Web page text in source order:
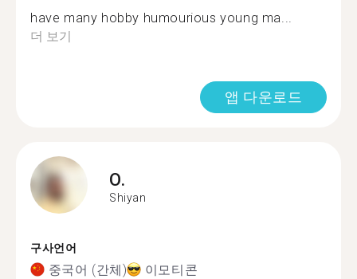
have many hobby humourious young ma...
더 보기
앱 다운로드
O.
Shiyan
구사언어
중국어 (간체) 이모티콘